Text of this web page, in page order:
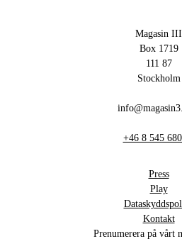
Magasin III
Box 1719
111 87
Stockholm
+46 8 545
Press
Play
Kontakt
Prenumerera på vårt